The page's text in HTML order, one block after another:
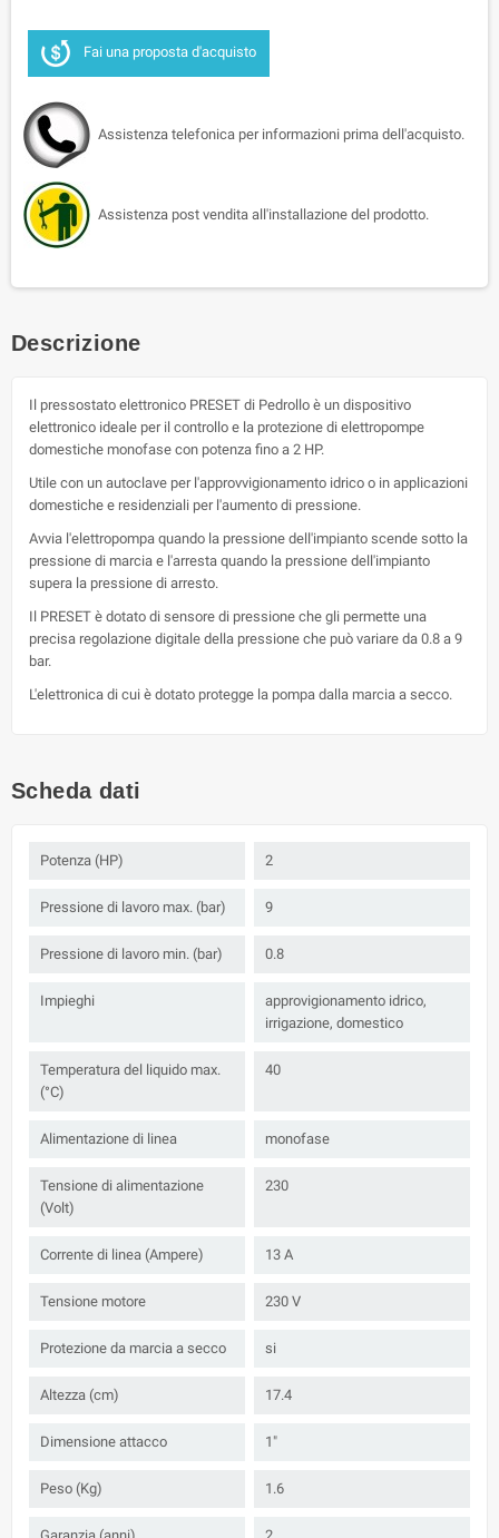
Fai una proposta d'acquisto
Assistenza telefonica per informazioni prima dell'acquisto.
Assistenza post vendita all'installazione del prodotto.
Descrizione
Il pressostato elettronico PRESET di Pedrollo è un dispositivo
elettronico ideale per il controllo e la protezione di elettropompe
domestiche monofase con potenza fino a 2 HP.
Utile con un autoclave per l'approvvigionamento idrico o in applicazioni
domestiche e residenziali per l'aumento di pressione.
Avvia l'elettropompa quando la pressione dell'impianto scende sotto la
pressione di marcia e l'arresta quando la pressione dell'impianto
supera la pressione di arresto.
Il PRESET è dotato di sensore di pressione che gli permette una
precisa regolazione digitale della pressione che può variare da 0.8 a 9
bar.
L'elettronica di cui è dotato protegge la pompa dalla marcia a secco.
Scheda dati
Potenza (HP) 2
Pressione di lavoro max. (bar) 9
Pressione di lavoro min. (bar) 0.8
Impieghi
approvigionamento idrico,
irrigazione, domestico
Temperatura del liquido max.
(°C)
40
Alimentazione di linea monofase
Tensione di alimentazione
(Volt)
230
Corrente di linea (Ampere) 13 A
Tensione motore 230 V
Protezione da marcia a secco si
Altezza (cm) 17.4
Dimensione attacco 1"
Peso (Kg) 1.6